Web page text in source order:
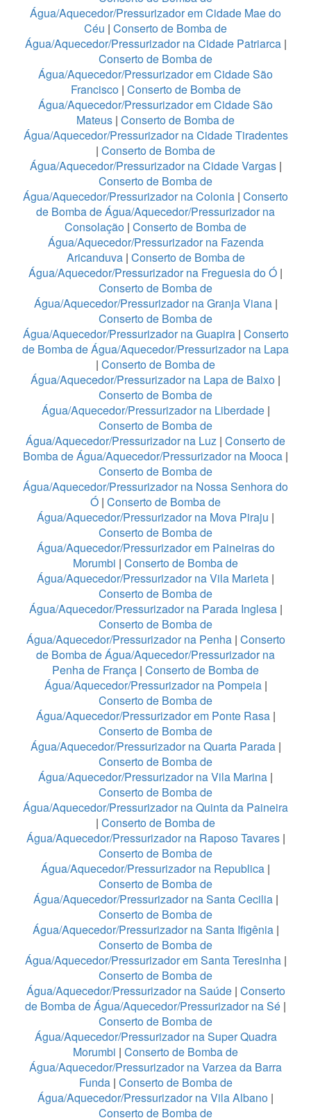
Água/Aquecedor/Pressurizador em Cidade Mae do
Céu | Conserto de Bomba de
Água/Aquecedor/Pressurizador na Cidade Patriarca|
Conserto de Bomba de
Água/Aquecedor/Pressurizador em Cidade São
Francisco | Conserto de Bomba de
Água/Aquecedor/Pressurizador em Cidade São
Mateus | Conserto de Bomba de
Água/Aquecedor/Pressurizador na Cidade Tiradentes
| Conserto de Bomba de
Água/Aquecedor/Pressurizador na Cidade Vargas |
Conserto de Bomba de
Água/Aquecedor/Pressurizador na Colonia | Conserto
de Bomba de Água/Aquecedor/Pressurizador na
Consolação | Conserto de Bomba de
Água/Aquecedor/Pressurizador na Fazenda
Aricanduva| Conserto de Bomba de
Água/Aquecedor/Pressurizador na Freguesia do Ó |
Conserto de Bomba de
Água/Aquecedor/Pressurizador na Granja Viana|
Conserto de Bomba de
Água/Aquecedor/Pressurizador na Guapira| Conserto
de Bomba de Água/Aquecedor/Pressurizador na Lapa
| Conserto de Bomba de
Água/Aquecedor/Pressurizador na Lapa de Baixo |
Conserto de Bomba de
Água/Aquecedor/Pressurizador na Liberdade |
Conserto de Bomba de
Água/Aquecedor/Pressurizador na Luz | Conserto de
Bomba de Água/Aquecedor/Pressurizador na Mooca |
Conserto de Bomba de
Água/Aquecedor/Pressurizador na Nossa Senhora do
Ó | Conserto de Bomba de
Água/Aquecedor/Pressurizador na Mova Piraju |
Conserto de Bomba de
Água/Aquecedor/Pressurizador em Paineiras do
Morumbi | Conserto de Bomba de
Água/Aquecedor/Pressurizador na Vila Marieta |
Conserto de Bomba de
Água/Aquecedor/Pressurizador na Parada Inglesa |
Conserto de Bomba de
Água/Aquecedor/Pressurizador na Penha| Conserto
de Bomba de Água/Aquecedor/Pressurizador na
Penha de França | Conserto de Bomba de
Água/Aquecedor/Pressurizador na Pompeia|
Conserto de Bomba de
Água/Aquecedor/Pressurizador em Ponte Rasa|
Conserto de Bomba de
Água/Aquecedor/Pressurizador na Quarta Parada|
Conserto de Bomba de
Água/Aquecedor/Pressurizador na Vila Marina |
Conserto de Bomba de
Água/Aquecedor/Pressurizador na Quinta da Paineira
| Conserto de Bomba de
Água/Aquecedor/Pressurizador na Raposo Tavares|
Conserto de Bomba de
Água/Aquecedor/Pressurizador na Republica |
Conserto de Bomba de
Água/Aquecedor/Pressurizador na Santa Cecilia|
Conserto de Bomba de
Água/Aquecedor/Pressurizador na Santa Ifigênia |
Conserto de Bomba de
Água/Aquecedor/Pressurizador em Santa Teresinha|
Conserto de Bomba de
Água/Aquecedor/Pressurizador na Saúde| Conserto
de Bomba de Água/Aquecedor/Pressurizador na Sé |
Conserto de Bomba de
Água/Aquecedor/Pressurizador na Super Quadra
Morumbi | Conserto de Bomba de
Água/Aquecedor/Pressurizador na Varzea da Barra
Funda| Conserto de Bomba de
Água/Aquecedor/Pressurizador na Vila Albano |
Conserto de Bomba de